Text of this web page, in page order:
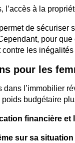
l’accès à la
de sécuriser
pour
contre les
pour les
dans l’immobilier
budgétaire
financière et
sur sa